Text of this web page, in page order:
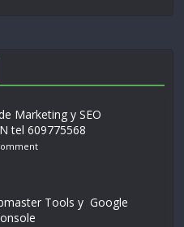
Marketing y SEO
tel 609775568
Tools y Google